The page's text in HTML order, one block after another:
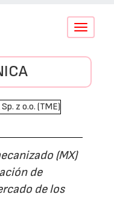
Conmutar
(MX)
de
de los